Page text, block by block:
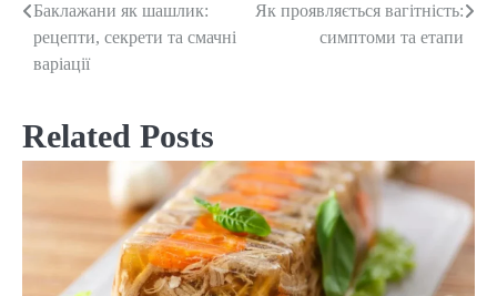
Post
navigation
Баклажани як шашлик:
рецепти, секрети та смачні
варіації
Як проявляється вагітність:
симптоми та етапи
Related Posts